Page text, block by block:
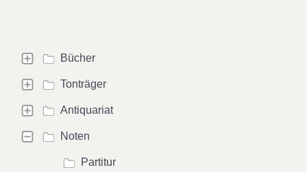
Bücher
Tonträger
Antiquariat
Noten
Partitur